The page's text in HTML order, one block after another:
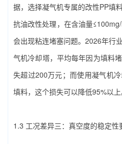
据，选择凝气机专属的改性PP
抗油改性处理，在含油量
会出现粘连堵塞问题。2026年行
气机冷却塔，平均每年因为填料
失超过200万元；而使用‌凝气机
填料，这个损失可以降低95%以上
1.3 工况差异三：真空度的稳定